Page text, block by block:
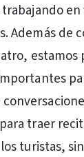
en
Además de
traer
turistas,